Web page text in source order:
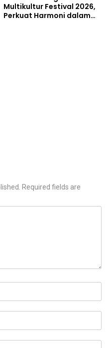
Multikultur Festival 2026,
Perkuat Harmoni dalam
Required fields are